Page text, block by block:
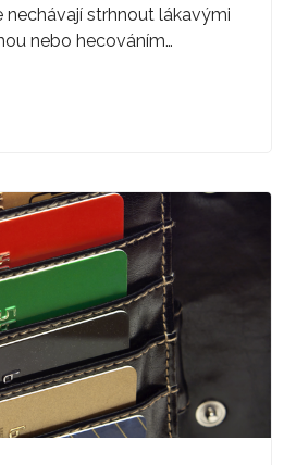
nechávají strhnout lákavými
nebo hecováním…